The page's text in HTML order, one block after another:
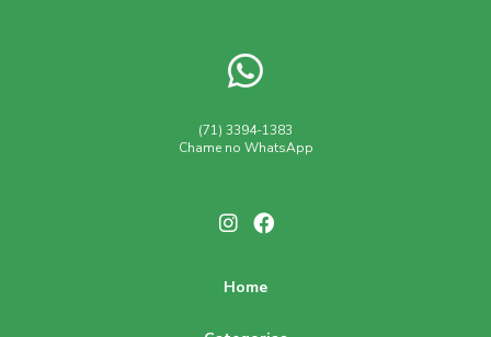
(71) 3394-1383
Chame no WhatsApp
Home